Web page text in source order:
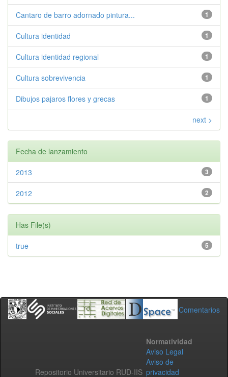
1
Cantaro de barro adornado pintura...
1
Cultura identidad
1
Cultura identidad regional
1
Cultura sobrevivencia
1
Dibujos pajaros flores y grecas
next >
Fecha de lanzamiento
3
2013
2
2012
Has File(s)
5
true
Comentarios
Repositorio Universitario RUD-IIS
Normatividad
Aviso Legal
Aviso de
privacidad